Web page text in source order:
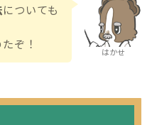
はかせ
についても
ぞ！